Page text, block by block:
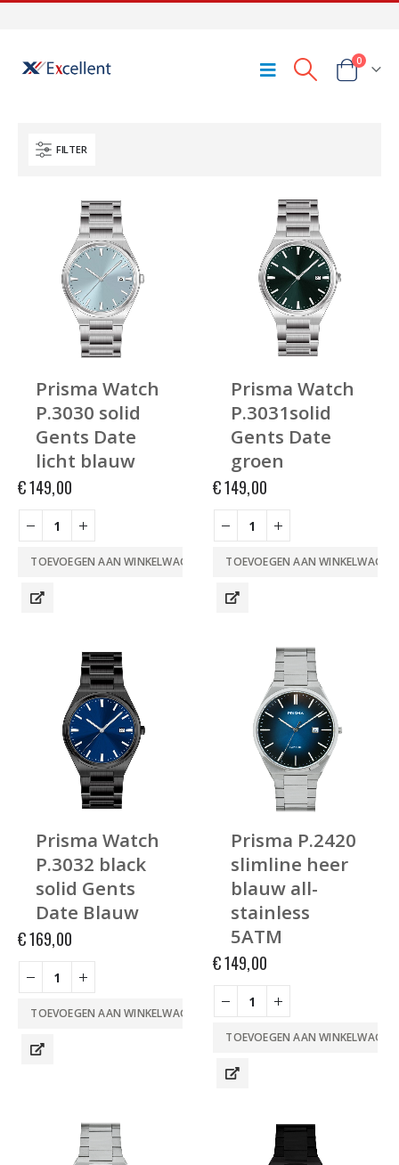
0
FILTER
Prisma Watch
P.3030 solid
Gents Date
licht blauw
€149,00
TOEVOEGEN AAN WINKELWAGEN
Prisma Watch
P.3031solid
Gents Date
groen
€149,00
TOEVOEGEN AAN WINKELWAGEN
Prisma Watch
P.3032 black
solid Gents
Date Blauw
€169,00
TOEVOEGEN AAN WINKELWAGEN
Prisma P.2420
slimline heer
blauw all-
stainless
5ATM
€149,00
TOEVOEGEN AAN WINKELWAGEN